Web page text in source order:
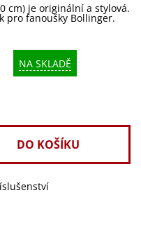
cm) je originální a stylová.
pro fanoušky Bollinger.
NA SKLADĚ